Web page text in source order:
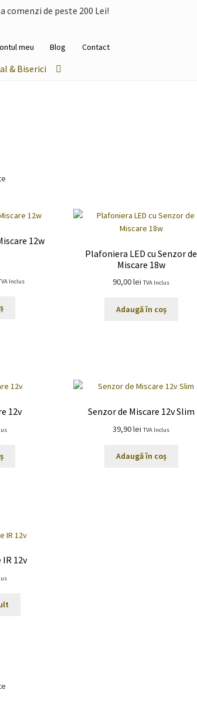
comenzi de peste 200 Lei!
meu Blog Contact
& Biserici
12w
Inclus
Plafoniera LED cu Senzor de
Miscare 18w
90,00lei TVA Inclus
Adaugă în coș
12v Senzor de Miscare 12v Slim
39,90lei TVA Inclus
Adaugă în coș
IR 12v